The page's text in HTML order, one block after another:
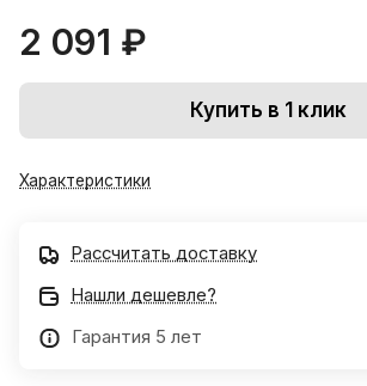
2 091 ₽
Купить в 1 клик
Характеристики
Рассчитать доставку
Нашли дешевле?
Гарантия 5 лет